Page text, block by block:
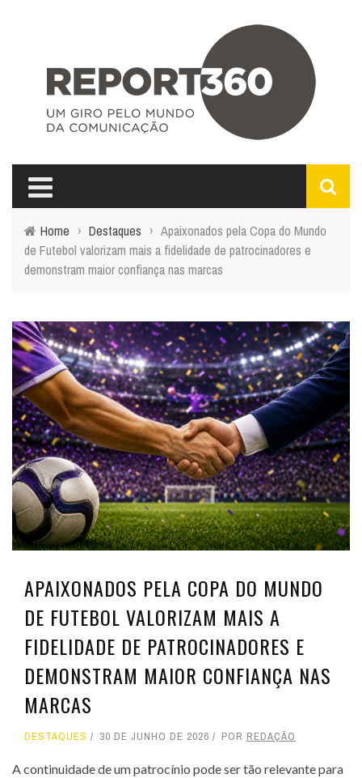
Home › Destaques › Apaixonados pela Copa do Mundo
de Futebol valorizam mais a fidelidade de patrocinadores e
demonstram maior confiança nas marcas
APAIXONADOS PELA COPA DO MUNDO
DE FUTEBOL VALORIZAM MAIS A
FIDELIDADE DE PATROCINADORES E
DEMONSTRAM MAIOR CONFIANÇA NAS
MARCAS
DESTAQUES 30 DE JUNHO DE 2026 POR REDAÇÃO
A continuidade de um patrocínio pode ser tão relevante para